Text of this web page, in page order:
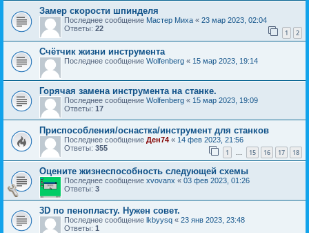
Замер скорости шпинделя
Последнее сообщение Мастер Миха « 23 мар 2023, 02:04
Ответы: 22 1 2
Счëтчик жизни инструмента
Последнее сообщение Wolfenberg « 15 мар 2023, 19:14
Горячая замена инструмента на станке.
Последнее сообщение Wolfenberg « 15 мар 2023, 19:09
Ответы: 17
Приспособления/оснастка/инструмент для станков
Последнее сообщение Ден74 « 14 фев 2023, 21:56
Ответы: 355 1 … 15 16 17 18
Оцените жизнеспособность следующей схемы
Последнее сообщение xvovanx « 03 фев 2023, 01:26
Ответы: 3
3D по пенопласту. Нужен совет.
Последнее сообщение lkbyysq « 23 янв 2023, 23:48
Ответы: 1